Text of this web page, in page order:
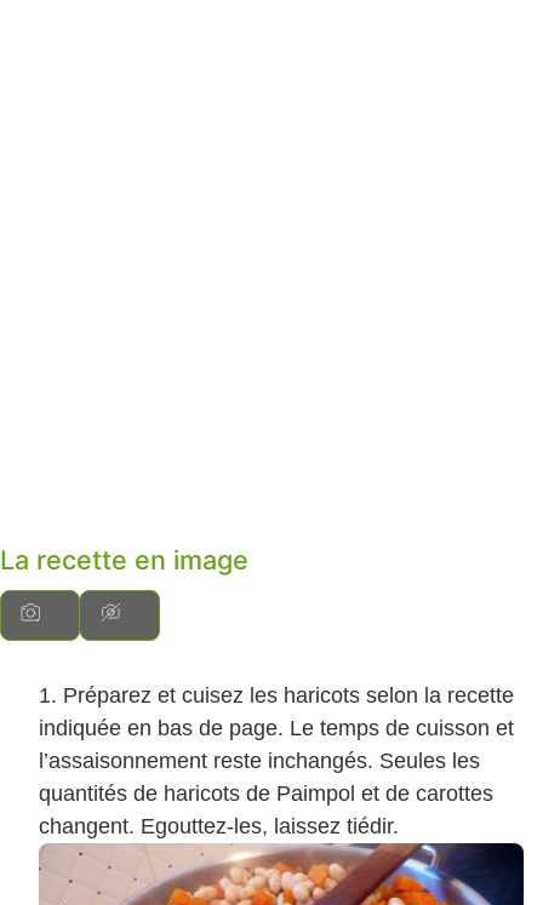
La recette en image
Préparez et cuisez les haricots selon la recette
indiquée en bas de page. Le temps de cuisson et
l’assaisonnement reste inchangés. Seules les
quantités de haricots de Paimpol et de carottes
changent. Egouttez-les, laissez tiédir.